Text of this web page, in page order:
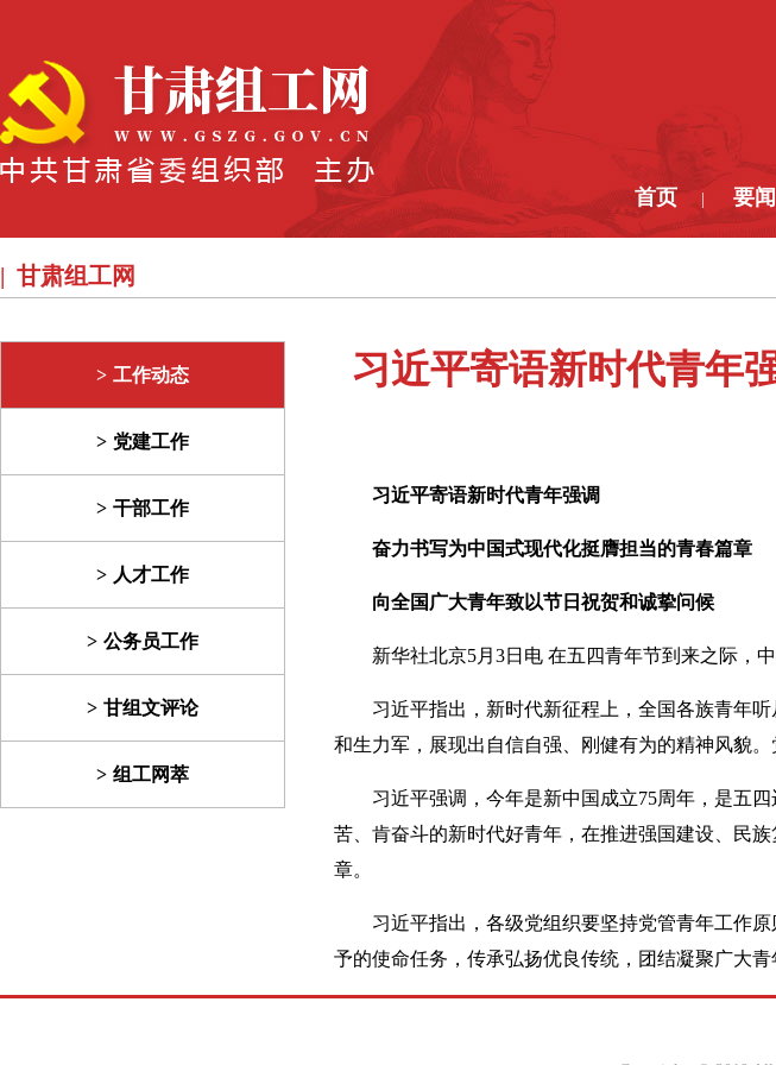
首页 要闻
甘肃组工网
工作动态
党建工作
干部工作
人才工作
公务员工作
甘组文评论
组工网萃
习近平寄语新时代青年
习近平寄语新时代青年强调
奋力书写为中国式现代化挺膺担当的青春篇章
向全国广大青年致以节日祝贺和诚挚问候
新华社北京5月3日电 在五四青年节到来之际，
习近平指出，新时代新征程上，全国各族青年
和生力军，展现出自信自强、刚健有为的精神风貌
习近平强调，今年是新中国成立75周年，是五
苦、肯奋斗的新时代好青年，在推进强国建设、民
章。
习近平指出，各级党组织要坚持党管青年工作
予的使命任务，传承弘扬优良传统，团结凝聚广大青